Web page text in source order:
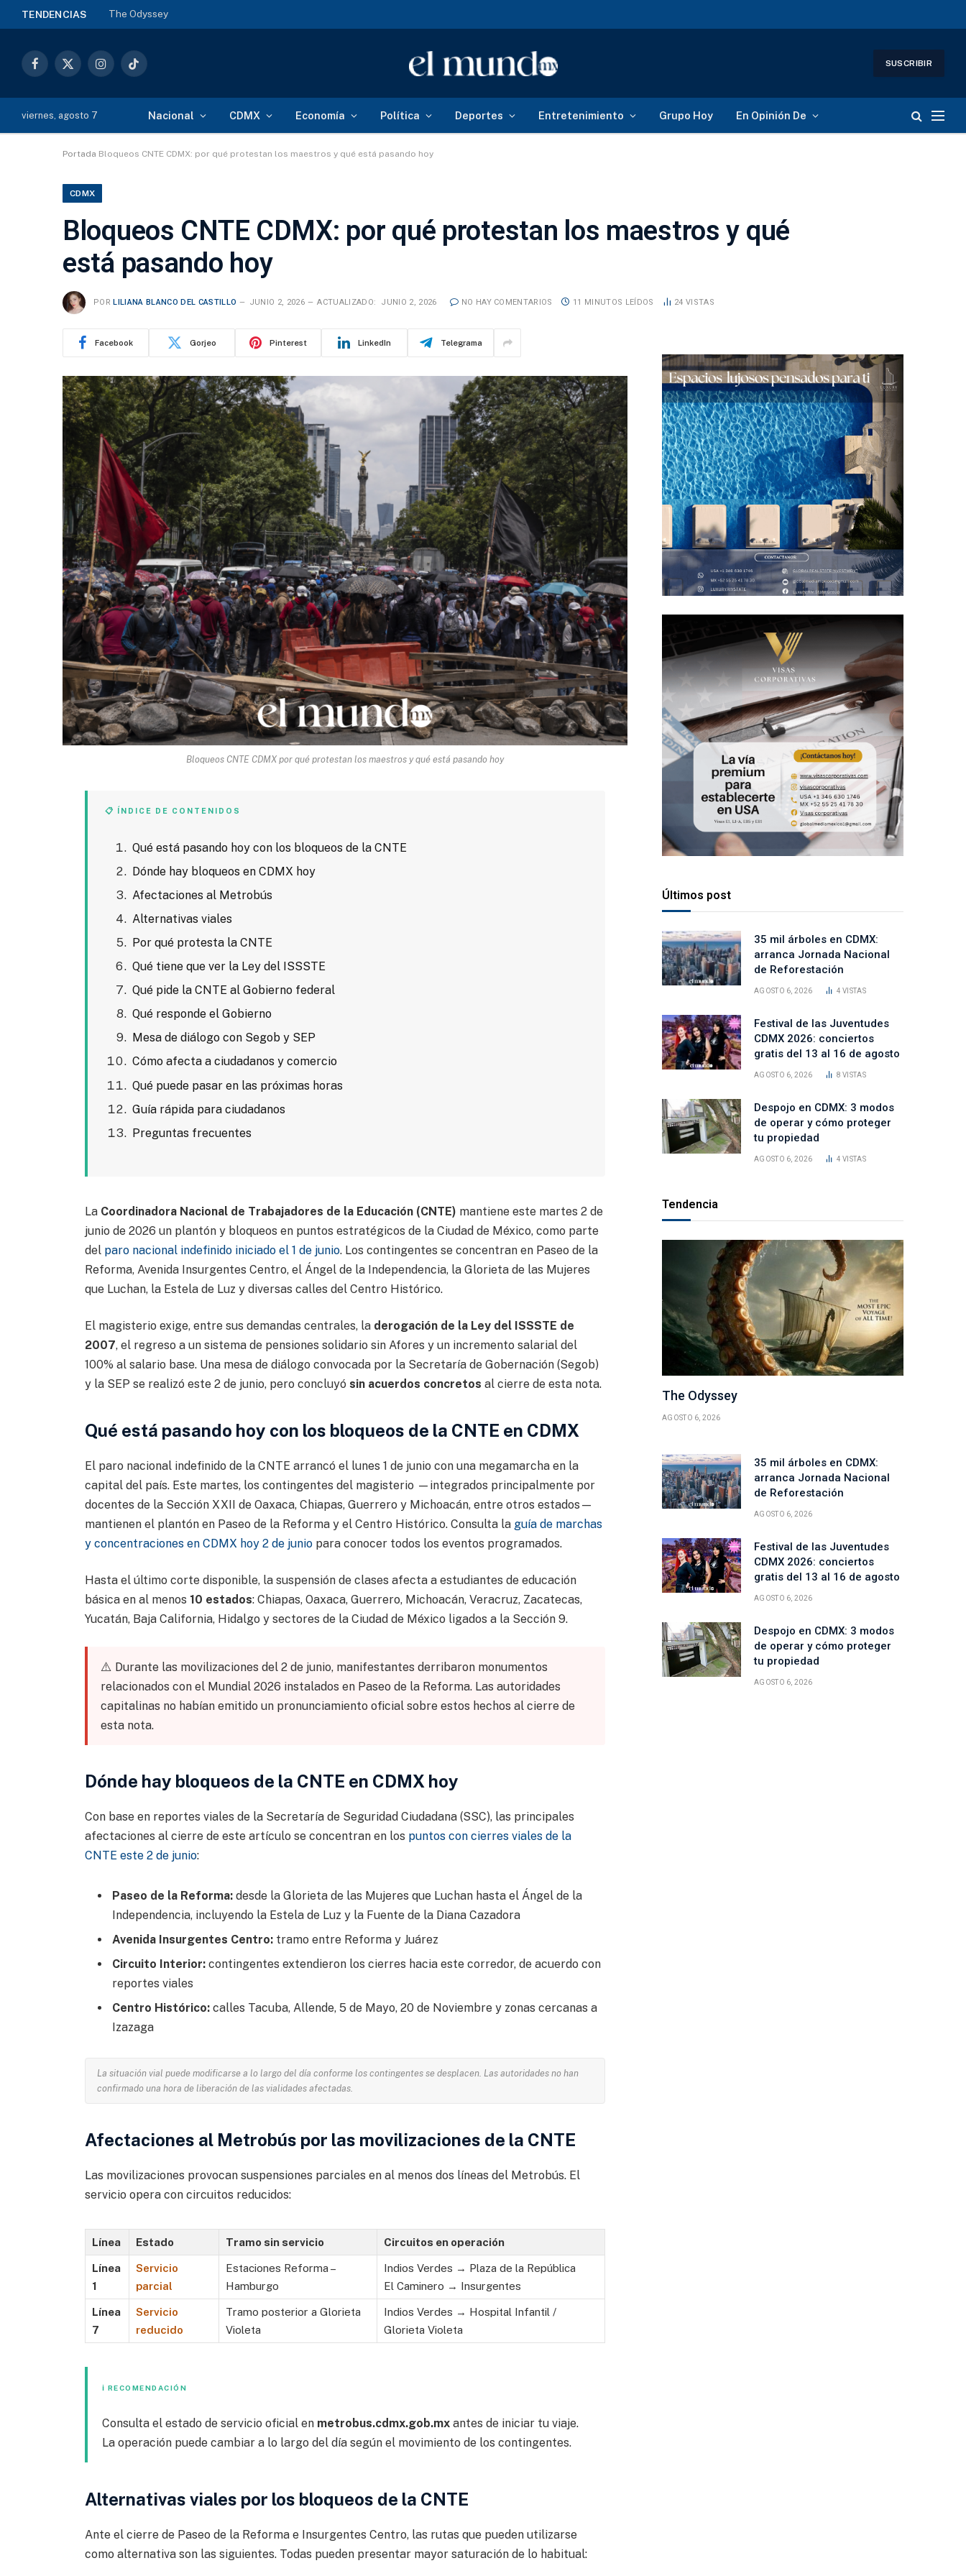
TENDENCIAS The Odyssey
Facebook
X
InstagramTikTok
SUSCRIBIR
viernes, agosto 7 Nacional CDMX Economía Política Deportes Entretenimiento Grupo Hoy En Opinión De
Portada Bloqueos CNTE CDMX: por qué protestan los maestros y qué está pasando hoy
CDMX
Bloqueos CNTE CDMX: por qué protestan los maestros y qué
está pasando hoy
POR LILIANA BLANCO DEL CASTILLO JUNIO 2, 2026 ACTUALIZADO: JUNIO 2, 2026 NO HAY COMENTARIOS 11 MINUTOS LEÍDOS 24VISTAS
Facebook Gorjeo Pinterest LinkedIn Telegrama
Bloqueos CNTE CDMX por qué protestan los maestros y qué está pasando hoy
📋 ÍNDICE DE CONTENIDOS
Qué está pasando hoy con los bloqueos de la CNTE
Dónde hay bloqueos en CDMX hoy
Afectaciones al Metrobús
Alternativas viales
Por qué protesta la CNTE
Qué tiene que ver la Ley del ISSSTE
Qué pide la CNTE al Gobierno federal
Qué responde el Gobierno
Mesa de diálogo con Segob y SEP
Cómo afecta a ciudadanos y comercio
Qué puede pasar en las próximas horas
Guía rápida para ciudadanos
Preguntas frecuentes
La Coordinadora Nacional de Trabajadores de la Educación (CNTE) mantiene este martes 2 de
junio de 2026 un plantón y bloqueos en puntos estratégicos de la Ciudad de México, como parte
del paro nacional indefinido iniciado el 1 de junio. Los contingentes se concentran en Paseo de la
Reforma, Avenida Insurgentes Centro, el Ángel de la Independencia, la Glorieta de las Mujeres
que Luchan, la Estela de Luz y diversas calles del Centro Histórico.
El magisterio exige, entre sus demandas centrales, la derogación de la Ley del ISSSTE de
2007, el regreso a un sistema de pensiones solidario sin Afores y un incremento salarial del
100% al salario base. Una mesa de diálogo convocada por la Secretaría de Gobernación (Segob)
y la SEP se realizó este 2 de junio, pero concluyó sin acuerdos concretos al cierre de esta nota.
Qué está pasando hoy con los bloqueos de la CNTE en CDMX
El paro nacional indefinido de la CNTE arrancó el lunes 1 de junio con una megamarcha en la
capital del país. Este martes, los contingentes del magisterio —integrados principalmente por
docentes de la Sección XXII de Oaxaca, Chiapas, Guerrero y Michoacán, entre otros estados—
mantienen el plantón en Paseo de la Reforma y el Centro Histórico. Consulta la guía de marchas
y concentraciones en CDMX hoy 2 de juniopara conocer todos los eventos programados.
Hasta el último corte disponible, la suspensión de clases afecta a estudiantes de educación
básica en al menos 10 estados: Chiapas, Oaxaca, Guerrero, Michoacán, Veracruz, Zacatecas,
Yucatán, Baja California, Hidalgo y sectores de la Ciudad de México ligados a la Sección 9.
⚠️ Durante las movilizaciones del 2 de junio, manifestantes derribaron monumentos
relacionados con el Mundial 2026 instalados en Paseo de la Reforma. Las autoridades
capitalinas no habían emitido un pronunciamiento oficial sobre estos hechos al cierre de
esta nota.
Dónde hay bloqueos de la CNTE en CDMX hoy
Con base en reportes viales de la Secretaría de Seguridad Ciudadana (SSC), las principales
afectaciones al cierre de este artículo se concentran en los puntos con cierres viales de la
CNTE este 2 de junio:
Paseo de la Reforma:desde la Glorieta de las Mujeres que Luchan hasta el Ángel de la
Independencia, incluyendo la Estela de Luz y la Fuente de la Diana Cazadora
Avenida Insurgentes Centro:tramo entre Reforma y Juárez
Circuito Interior:contingentes extendieron los cierres hacia este corredor, de acuerdo con
reportes viales
Centro Histórico:calles Tacuba, Allende, 5 de Mayo, 20 de Noviembre y zonas cercanas a
Izazaga
La situación vial puede modificarse a lo largo del día conforme los contingentes se desplacen. Las autoridades no han
confirmado una hora de liberación de las vialidades afectadas.
Afectaciones al Metrobús por las movilizaciones de la CNTE
Las movilizaciones provocan suspensiones parciales en al menos dos líneas del Metrobús. El
servicio opera con circuitos reducidos:
Línea Estado Tramo sin servicio Circuitos en operación
Línea
1
Servicio
parcial
Estaciones Reforma –
Hamburgo
Indios Verdes → Plaza de la República
El Caminero → Insurgentes
Línea
7
Servicio
reducido
Tramo posterior a Glorieta
Violeta
Indios Verdes → Hospital Infantil /
Glorieta Violeta
ℹ RECOMENDACIÓN
Consulta el estado de servicio oficial en metrobus.cdmx.gob.mxantes de iniciar tu viaje.
La operación puede cambiar a lo largo del día según el movimiento de los contingentes.
Alternativas viales por los bloqueos de la CNTE
Ante el cierre de Paseo de la Reforma e Insurgentes Centro, las rutas que pueden utilizarse
como alternativa son las siguientes. Todas pueden presentar mayor saturación de lo habitual:
Últimos post
35 mil árboles en CDMX:
arranca Jornada Nacional
de Reforestación
AGOSTO 6, 2026 4VISTAS
Festival de las Juventudes
CDMX 2026: conciertos
gratis del 13 al 16 de agosto
AGOSTO 6, 2026 8VISTAS
Despojo en CDMX: 3 modos
de operar y cómo proteger
tu propiedad
AGOSTO 6, 2026 4VISTAS
Tendencia
The Odyssey
AGOSTO 6, 2026
35 mil árboles en CDMX:
arranca Jornada Nacional
de Reforestación
AGOSTO 6, 2026
Festival de las Juventudes
CDMX 2026: conciertos
gratis del 13 al 16 de agosto
AGOSTO 6, 2026
Despojo en CDMX: 3 modos
de operar y cómo proteger
tu propiedad
AGOSTO 6, 2026